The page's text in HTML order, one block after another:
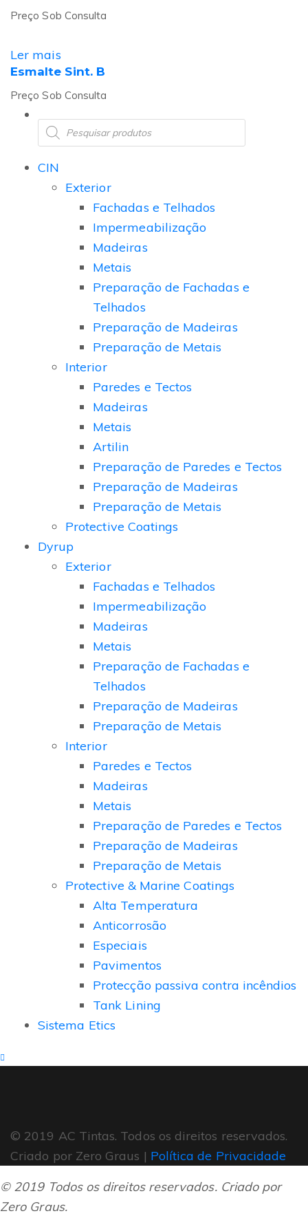
Preço Sob Consulta
Ler mais
Esmalte Sint. B
Preço Sob Consulta
CIN
Exterior
Fachadas e Telhados
Impermeabilização
Madeiras
Metais
Preparação de Fachadas e
Telhados
Preparação de Madeiras
Preparação de Metais
Interior
Paredes e Tectos
Madeiras
Metais
Artilin
Preparação de Paredes e Tectos
Preparação de Madeiras
Preparação de Metais
Protective Coatings
Dyrup
Exterior
Fachadas e Telhados
Impermeabilização
Madeiras
Metais
Preparação de Fachadas e
Telhados
Preparação de Madeiras
Preparação de Metais
Interior
Paredes e Tectos
Madeiras
Metais
Preparação de Paredes e Tectos
Preparação de Madeiras
Preparação de Metais
Protective & Marine Coatings
Alta Temperatura
Anticorrosão
Especiais
Pavimentos
Protecção passiva contra incêndios
Tank Lining
Sistema Etics
© 2019 AC Tintas. Todos os direitos reservados.
Criado por Zero Graus | Política de Privacidade
© 2019 Todos os direitos reservados. Criado por
Zero Graus.